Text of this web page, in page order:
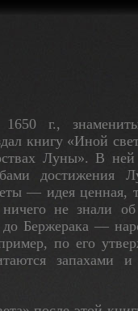
г.,
книгу «Иной
Луны». В ней
достижения
— идея ценная,
не знали
Бержерака —
по его
запахами и